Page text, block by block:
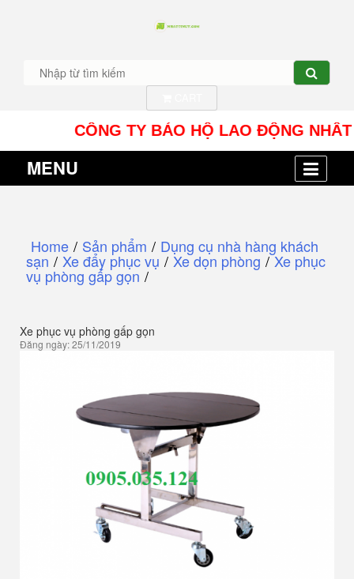
CÔNG TY BẢO HỘ LAO ĐỘNG
MENU
Home / Sản phẩm / Dụng cụ nhà hàng khách
sạn / Xe đẩy phục vụ / Xe dọn phòng / Xe phục
vụ phòng gấp gọn /
Xe phục vụ phòng gấp gọn
Đăng ngày: 25/11/2019